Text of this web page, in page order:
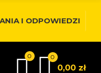
I ODPOWIEDZI
0 0
0,00 zł